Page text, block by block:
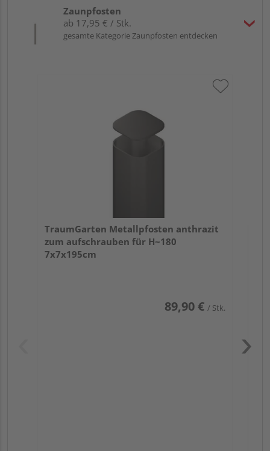
Zaunpfosten
ab 17,95 € / Stk.
gesamte Kategorie Zaunpfosten entdecken
TraumGarten Metallpfosten anthrazit
zum aufschrauben für H~180
7x7x195cm
89,90 € / Stk.